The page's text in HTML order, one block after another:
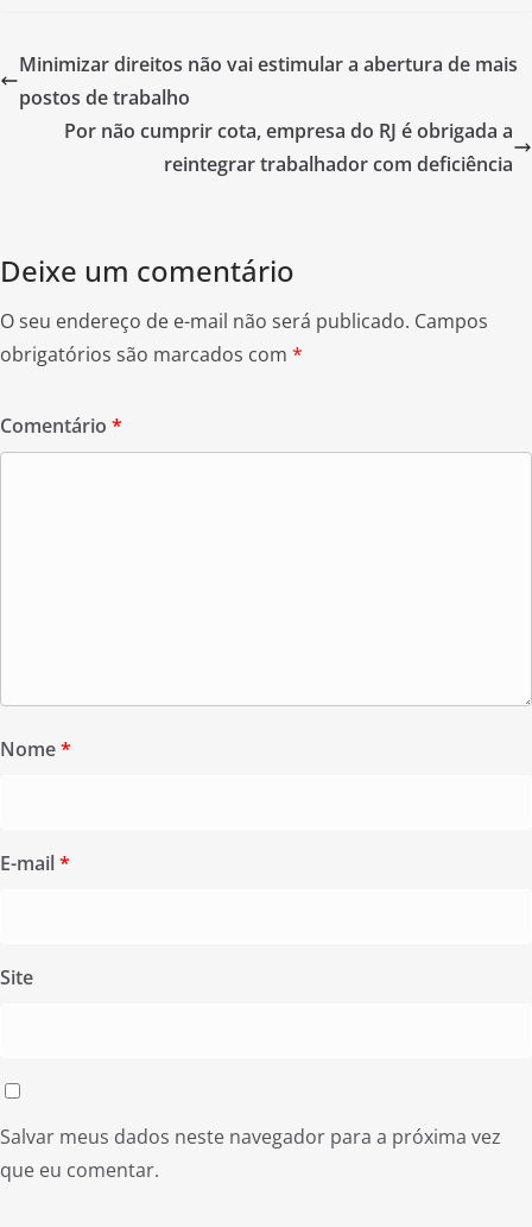
e
b
o
er e
Minimizar direitos não vai estimular a abertura de mais
postos de trabalho
Por não cumprir cota, empresa do RJ é obrigada a
reintegrar trabalhador com deficiência
Deixe um comentário
O seu endereço de e-mail não será publicado. Campos
obrigatórios são marcados com *
Comentário *
Nome*
E-mail*
Site
Salvar meus dados neste navegador para a próxima vez
que eu comentar.